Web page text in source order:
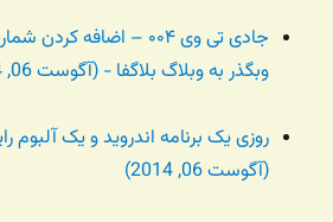
جادی تی وی ۰۰۴ – اضافه
وبگذر به وبلاگ بلاگفا - (آگوست 06, 2014)
روزی یک برنامه اندروید و یک آلبوم
(آگوست 06, 2014)